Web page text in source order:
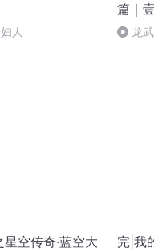
人
篇｜壹
龙
空传奇·蓝空大
完|我